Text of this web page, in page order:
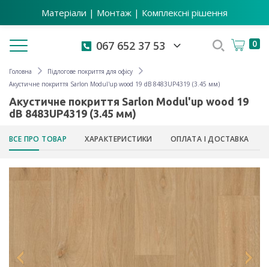
Матеріали | Монтаж | Комплексні рішення
Toggle navigation 067 652 37 53 0
Головна
Підлогове покриття для офісу
Акустичне покриття Sarlon Modul'up wood 19 dB 8483UP4319 (3.45 мм)
Акустичне покриття Sarlon Modul'up wood 19
dB 8483UP4319 (3.45 мм)
ВСЕ ПРО ТОВАР ХАРАКТЕРИСТИКИ ОПЛАТА І ДОСТАВКА